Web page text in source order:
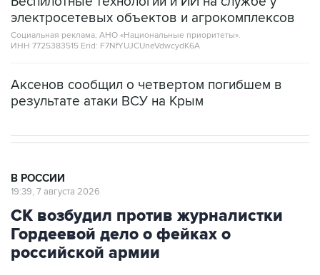
электросетевых объектов и агрокомплексов
Социальная реклама, АНО «Национальные приоритеты».
ИНН 7725383515 Erid: F7NfYUJCUneVdwcydK6A
Аксенов сообщил о четвертом погибшем в
результате атаки ВСУ на Крым
В РОССИИ
19:39, 7 августа 2026
СК возбудил против журналистки
Гордеевой дело о фейках о
российской армии